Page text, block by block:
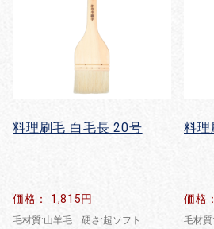
料理刷毛 白毛長 20号
価格： 1,815円
毛材質:山羊毛 硬さ:超ソフト
料理
価格
毛材